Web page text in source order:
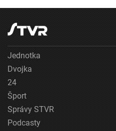
Jednotka
Dvojka
24
Šport
Správy STVR
Podcasty